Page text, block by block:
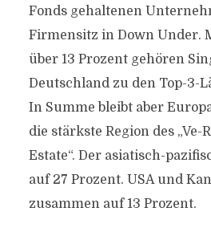
Fonds gehaltenen
Firmensitz in Down Under.
über 13 Prozent gehören
Deutschland zu den Top-3-
In Summe bleibt aber
die stärkste Region des „Ve-
Estate“. Der asiatisch-
auf 27 Prozent. USA und
zusammen auf 13 Prozent.